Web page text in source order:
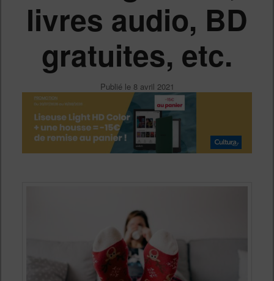
livres audio, BD
gratuites, etc.
Publié le 8 avril 2021